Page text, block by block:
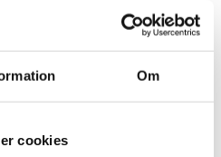
Om
cookies